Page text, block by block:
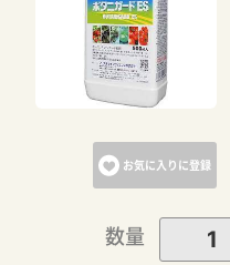
お気に入りに登録
数量